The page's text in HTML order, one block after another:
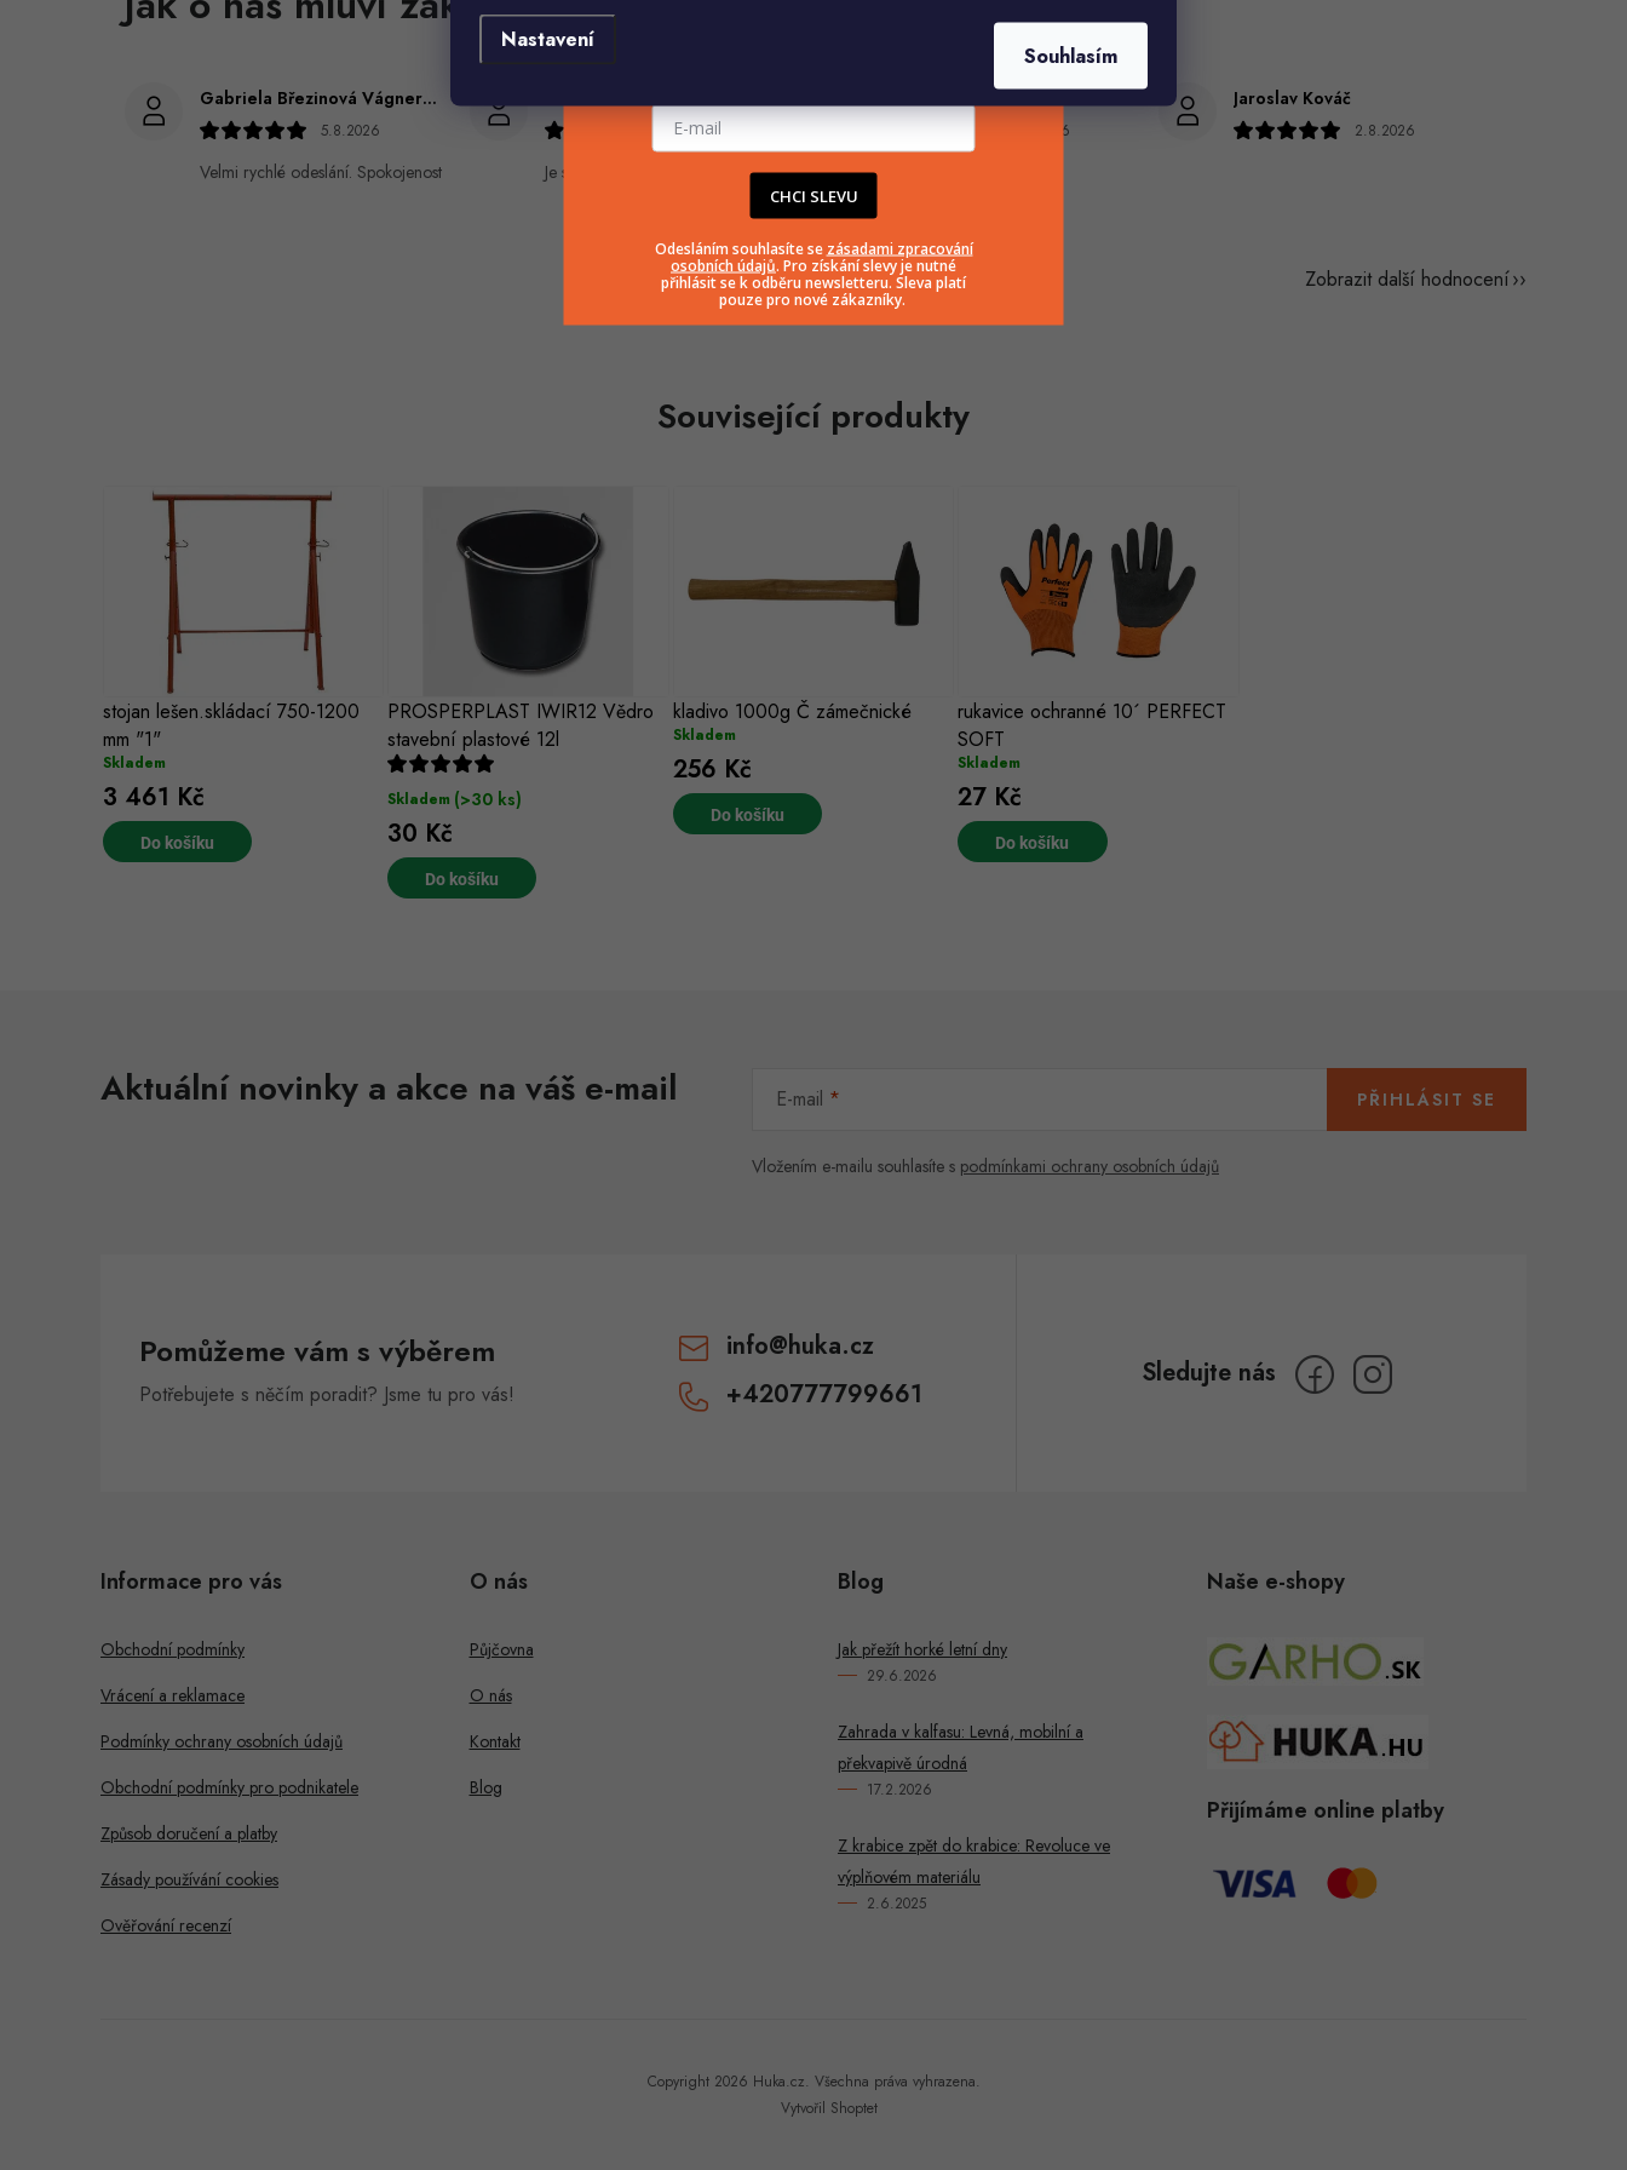
Nastavení
Souhlasím
Gabriela Březinová Vágnerová
5.8.2026
Velmi rychlé odeslání. Spokojenost
5.8.2026
Je sice větší ale vypadá dobře
Ivana Mimrackova
4.8.2026
Jaroslav Kováč
2.8.2026
Zobrazit další hodnocení
Související produkty
stojan lešen.skládací 750-1200
mm "1"
Skladem
3 461 Kč
Do košíku
PROSPERPLAST IWIR12 Vědro
stavební plastové 12l
Skladem (>30 ks)
30 Kč
Do košíku
kladivo 1000g Č zámečnické
Skladem
256 Kč
Do košíku
rukavice ochranné 10´ PERFECT
SOFT
Skladem
27 Kč
Do košíku
Aktuální novinky a akce na váš e-mail E-mail
Vložením e-mailu souhlasíte s podmínkami ochrany osobních údajů
PŘIHLÁSIT SE
Pomůžeme vám s výběrem
Potřebujete s něčím poradit? Jsme tu pro vás!
info@huka.cz
+420777799661
Informace pro vás
Obchodní podmínky
Vrácení a reklamace
Podmínky ochrany osobních údajů
Obchodní podmínky pro podnikatele
Způsob doručení a platby
Zásady používání cookies
Ověřování recenzí
O nás
Půjčovna
O nás
Kontakt
Blog
Blog
Jak přežít horké letní dny
29.6.2026
Zahrada v kalfasu: Levná, mobilní a
překvapivě úrodná
17.2.2026
Z krabice zpět do krabice: Revoluce ve
výplňovém materiálu
2.6.2025
Naše e-shopy
Přijímáme online platby
Vytvořil Shoptet
Copyright 2026 Huka.cz. Všechna práva vyhrazena.
CHCI SLEVU
Odesláním souhlasíte se zásadami zpracování
osobních údajů. Pro získání slevy je nutné
přihlásit se k odběru newsletteru. Sleva platí
pouze pro nové zákazníky.